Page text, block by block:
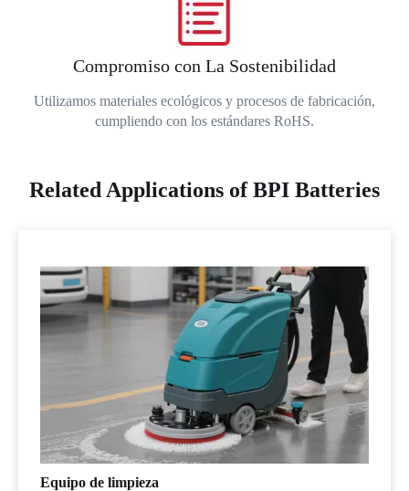
Compromiso con La Sostenibilidad
Utilizamos materiales ecológicos y procesos de fabricación,
cumpliendo con los estándares RoHS.
Related Applications of BPI Batteries
Equipo de limpieza